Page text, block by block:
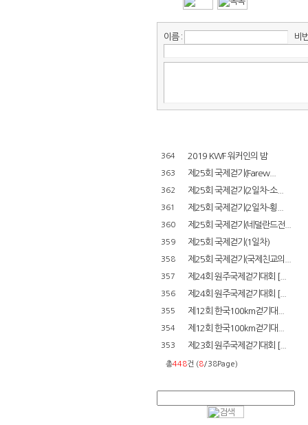
이름 : 비
364 2019 KWF 워커인의 밤
363 제25회 국제걷기(Farew...
362 제25회 국제걷기(2일차-소...
361 제25회 국제걷기(2일차-횡...
360 제25회 국제걷기(네덜란드전...
359 제25회 국제걷기(1일차)
358 제25회 국제걷기(국제친교의...
357 제24회 원주국제걷기대회 [...
356 제24회 원주국제걷기대회 [...
355 제12회 한국100km걷기대...
354 제12회 한국100km걷기대...
353 제23회 원주국제걷기대회 [...
총448건 (8/38Page)